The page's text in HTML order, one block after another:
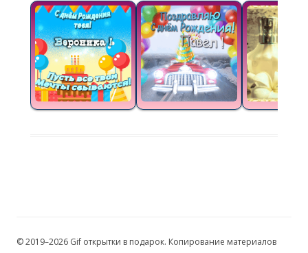
© 2019–2026 Gif открытки в подарок. Копирование материалов